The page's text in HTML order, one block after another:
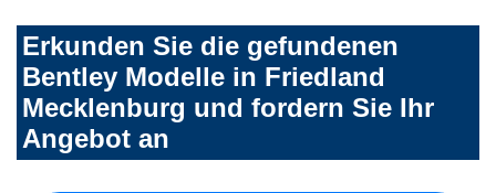
Erkunden Sie die gefundenen
Bentley Modelle in Friedland
Mecklenburg und fordern Sie Ihr
Angebot an